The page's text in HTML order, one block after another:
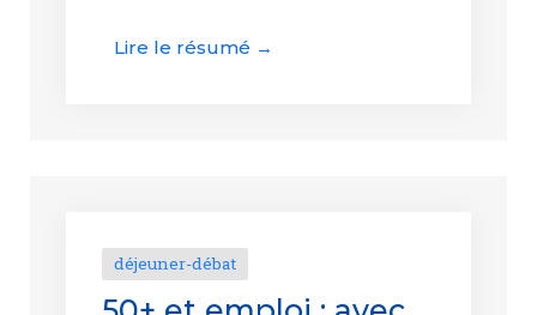
Lire le résumé →
déjeuner-débat